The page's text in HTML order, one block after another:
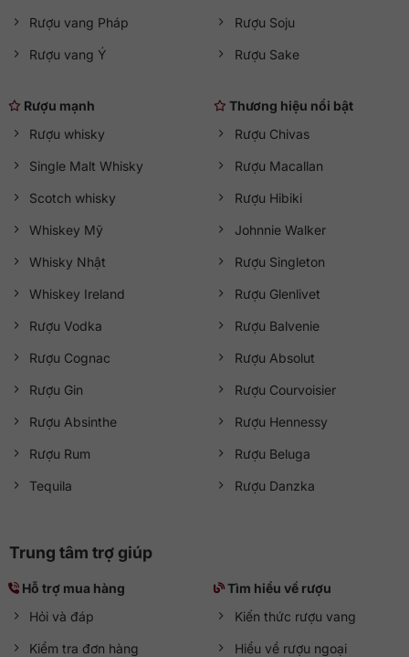
Rượu vang Pháp
Rượu vang Ý
Rượu Soju
Rượu Sake
Rượu mạnh
Rượu whisky
Single Malt Whisky
Scotch whisky
Whiskey Mỹ
Whisky Nhật
Whiskey Ireland
Rượu Vodka
Rượu Cognac
Rượu Gin
Rượu Absinthe
Rượu Rum
Tequila
Thương hiệu nổi bật
Rượu Chivas
Rượu Macallan
Rượu Hibiki
Johnnie Walker
Rượu Singleton
Rượu Glenlivet
Rượu Balvenie
Rượu Absolut
Rượu Courvoisier
Rượu Hennessy
Rượu Beluga
Rượu Danzka
Trung tâm trợ giúp
Hỗ trợ mua hàng
Hỏi và đáp
Kiểm tra đơn hàng
Tìm hiểu về rượu
Kiến thức rượu vang
Hiểu về rượu ngoại